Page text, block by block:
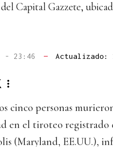
Capital Gazzete,
- 23:46 — Actualizado:
cinco personas
en el tiroteo registrado
(Maryland, EE.UU.),